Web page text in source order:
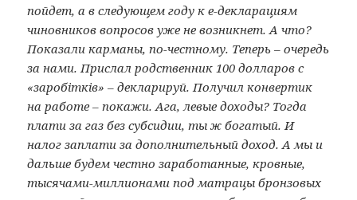
пойдет, а в следующем году к е-декларациям
чиновников вопросов уже не возникнет. А что?
Показали карманы, по-честному. Теперь – очередь
за нами. Прислал родственник 100 долларов с
«заробітків» – декларируй. Получил конвертик
на работе – покажи. Ага, левые доходы? Тогда
плати за газ без субсидии, ты ж богатый. И
налог заплати за дополнительный доход. А мы и
дальше будем честно заработанные, кровные,
тысячами-миллионами под матрацы бронзовых